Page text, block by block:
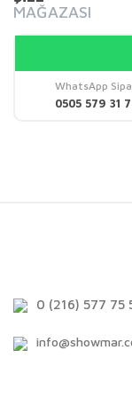
MAĞAZASI
WhatsApp
0505 579 31
0 (216) 577 75